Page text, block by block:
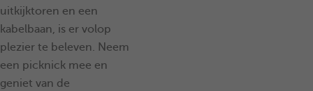
uitkijktoren en een
kabelbaan, is er volop
plezier te beleven. Neem
een picknick mee en
geniet van de